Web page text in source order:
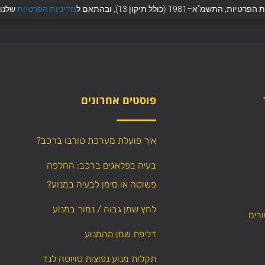
(כולל תיקון 13), ובהתאם ל מדיניות הפרטיות
פוסטים אחרונים
איך פועלת מערכת טורבו ברכב?
בעיה בפלאגים ברכב: החלפה
פשוטה או סימן לבעיה במנוע?
לחץ שמן גבוה / נמוך במנוע
דליפת שמן מהמנוע
תקלות מנוע נפוצות טויוטה לנד